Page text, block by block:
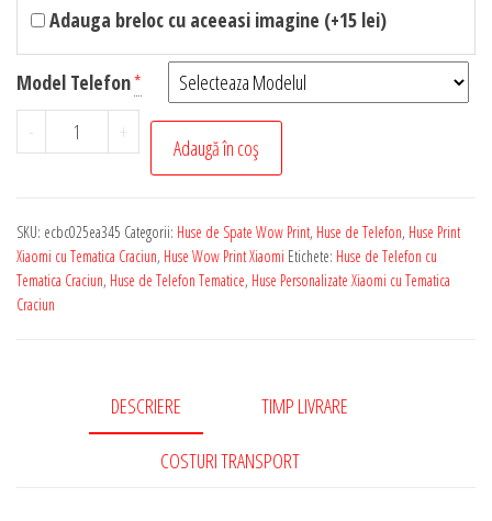
Adauga breloc cu aceeasi imagine (+15 lei)
Model Telefon*
-
Cantitate
Husa
Personalizata
pentru
Orice
Tematica
+
Adaugă în coș
SKU: ecbc025ea345 Categorii: Huse de Spate Wow Print, Huse de Telefon, Huse Print
Xiaomi cu Tematica Craciun, Huse Wow Print Xiaomi Etichete: Huse de Telefon cu
Tematica Craciun, Huse de Telefon Tematice, Huse Personalizate Xiaomi cu Tematica
Craciun
DESCRIERE TIMP LIVRARE
COSTURI TRANSPORT